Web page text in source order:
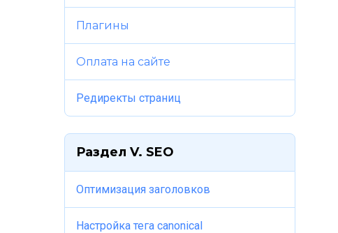
Плагины
Оплата на сайте
Редиректы страниц
Раздел V. SEO
Оптимизация заголовков
Настройка тега canonical